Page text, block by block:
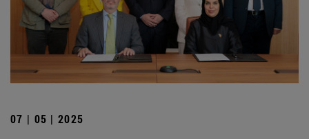
07 | 05 | 2025